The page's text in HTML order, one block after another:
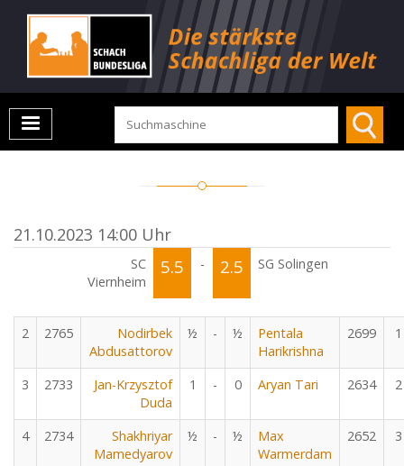
21.10.2023 14:00 Uhr
SC
Viernheim
5.5 - 2.5 SG Solingen
2 2765
Nodirbek
Abdusattorov
½ - ½
Pentala
Harikrishna
2699 1
3 2733
Jan-Krzysztof
Duda
1 - 0 Aryan Tari 2634 2
4 2734
Shakhriyar
Mamedyarov
½ - ½
Max
Warmerdam
2652 3